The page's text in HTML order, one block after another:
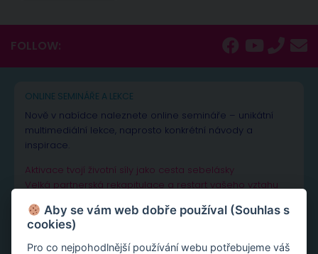
FOLLOW:
ONLINE SEMINÁŘE A LEKCE
Nově v nabídce naleznete online semináře – unikátní
multimediální lekce, naprosto konkrétní návody a
inspirace.
Aktivace tvojí životní síly jako cesta sebelásky
Velká partnerská rekapitulace a restart vašeho vztahu
Aby se vám web dobře používal (Souhlas s
cookies)
Pro co nejpohodlnější používání webu potřebujeme váš